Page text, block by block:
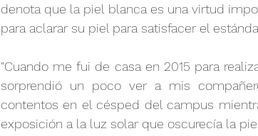
denota que la piel blanca es una virtud
para aclarar su piel para satisfacer el
"Cuando me fui de casa en 2015 para
sorprendió un poco ver a mis
contentos en el césped del campus
exposición a la luz solar que oscurecía la